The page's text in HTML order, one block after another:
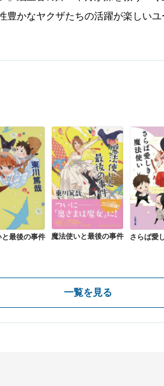
豊かなヤクザたちの活躍が楽しいユ
と最後の事件 魔法使いと最後の事件 さらば愛
一覧を見る